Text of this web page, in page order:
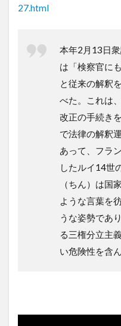
27.html
本年2月13日
は「検察官に
と従来の解釈
べた。これは
改正の手続き
で法律の解釈
あって、フラ
したルイ14世
（ちん）は国
ような言葉を
うな姿勢であ
る三権分立主
い危険性を含